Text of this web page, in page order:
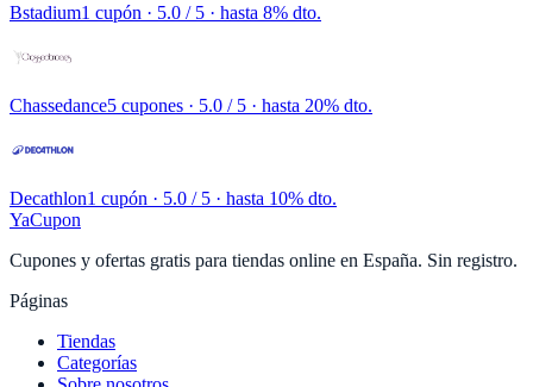
Bstadium1 cupón · 5.0 / 5 · hasta 8% dto.
Chassedance5 cupones · 5.0 / 5 · hasta 20% dto.
Decathlon1 cupón · 5.0 / 5 · hasta 10% dto.
YaCupon
Cupones y ofertas gratis para tiendas online en España. Sin registro.
Páginas
Tiendas
Categorías